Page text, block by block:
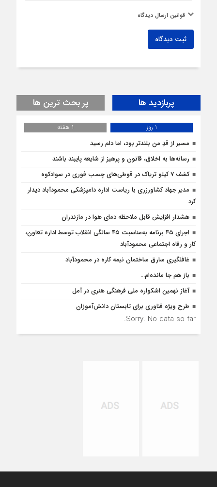
قوانین ارسال دیدگاه
ثبت دیدگاه
پربازدید ها پر بحث ترین ها
1 روز
1 هفته
مسیر از قدِ من بلندتر بود، اما دلم رسید
رسانه‌ها به اخلاق، قانون و پرهیز از شایعه پایبند باشند
کشف 7 کیلو تریاک در قوطی‌‌های چسب فوری در سوادکوه
مدیر جهاد کشاورزری با ریاست اداره دامپزشکی محمودآباد دیدار
کرد
هشدار افزایش قابل ملاحظه دمای هوا در مازندران
اجرای ۴۵ برنامه به‌مناسبت ۴۵ سالگی انقلاب توسط اداره تعاون،
کار و رفاه اجتماعی محمودآباد
غافلگيري سارق ساختمان نيمه کاره در محمودآباد
باز هم جا مانده‌ام…
آغاز نهمین اشکواره ملی فرهنگی هنری در آمل
طرح ویژه فناوری برای تابستان دانش‌آموزان
Sorry. No data so far.